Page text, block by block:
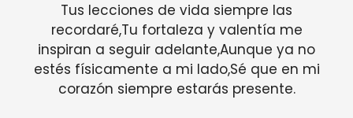
Tus lecciones de vida siempre las
recordaré,Tu fortaleza y valentía me
inspiran a seguir adelante,Aunque ya no
estés físicamente a mi lado,Sé que en mi
corazón siempre estarás presente.